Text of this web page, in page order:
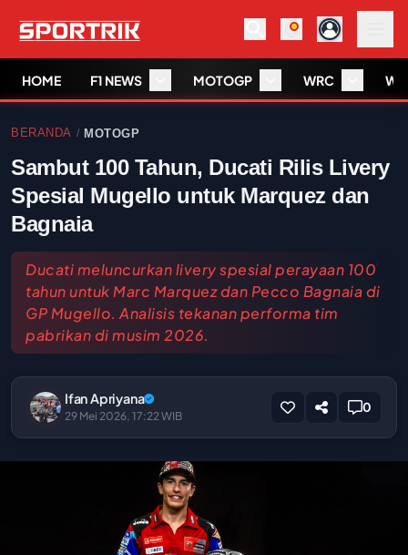
HOME F1 NEWS MOTOGP WRC
BERANDA / MOTOGP
Sambut 100 Tahun, Ducati Rilis Livery
Spesial Mugello untuk Marquez dan
Bagnaia
Ducati meluncurkan livery spesial perayaan 100
tahun untuk Marc Marquez dan Pecco Bagnaia di
GP Mugello. Analisis tekanan performa tim
pabrikan di musim 2026.
Ifan Apriyana
29 Mei 2026, 17:22 WIB
0